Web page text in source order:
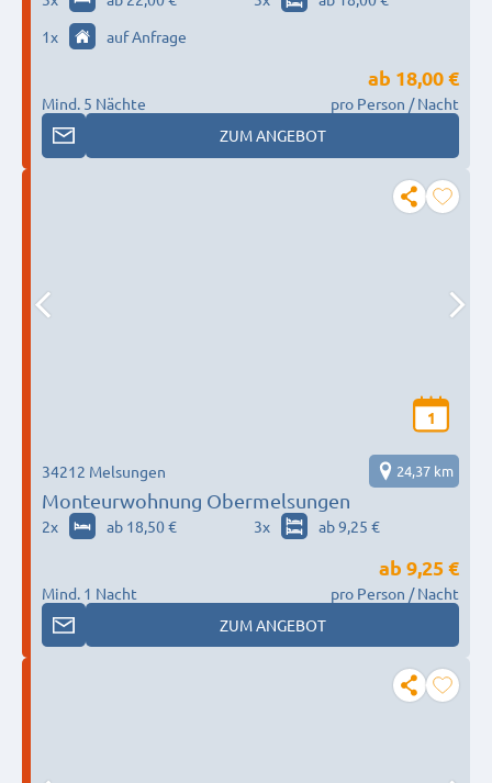
1x auf Anfrage
Mind. 5 Nächte
ab 18,00 €
pro Person / Nacht
ZUM ANGEBOT
1
Monteurwohnung Obermelsungen
34212 Melsungen 24,37 km
2x ab 18,50 € 3x ab 9,25 €
Mind. 1 Nacht
ab 9,25 €
pro Person / Nacht
ZUM ANGEBOT